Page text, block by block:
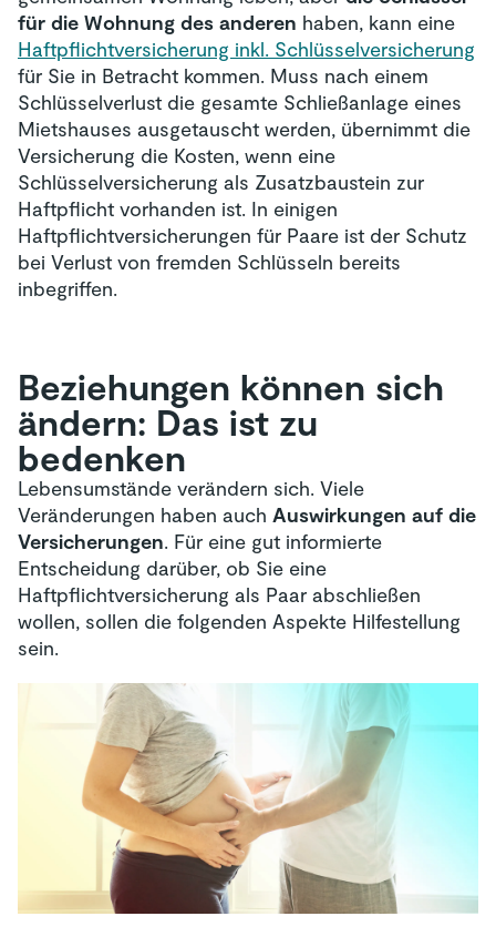
für die Wohnung des anderen haben, kann eine
Haftpflichtversicherung inkl. Schlüsselversicherung
für Sie in Betracht kommen. Muss nach einem
Schlüsselverlust die gesamte Schließanlage eines
Mietshauses ausgetauscht werden, übernimmt die
Versicherung die Kosten, wenn eine
Schlüsselversicherung als Zusatzbaustein zur
Haftpflicht vorhanden ist. In einigen
Haftpflichtversicherungen für Paare ist der Schutz
bei Verlust von fremden Schlüsseln bereits
inbegriffen.
Beziehungen können sich
ändern: Das ist zu
bedenken
Lebensumstände verändern sich. Viele
Veränderungen haben auch Auswirkungen auf die
Versicherungen. Für eine gut informierte
Entscheidung darüber, ob Sie eine
Haftpflichtversicherung als Paar abschließen
wollen, sollen die folgenden Aspekte Hilfestellung
sein.